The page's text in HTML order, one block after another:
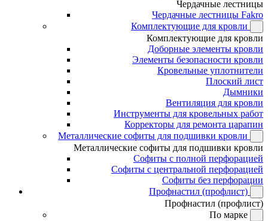
Чердачные лестницы
Чердачные лестницы Fakro
Комплектующие для кровли
Комплектующие для кровли
Доборные элементы кровли
Элементы безопасности кровли
Кровельные уплотнители
Плоский лист
Дымники
Вентиляция для кровли
Инструменты для кровельных работ
Корректоры для ремонта царапин
Металлические софиты для подшивки кровли
Металлические софиты для подшивки кровли
Софиты с полной перфорацией
Софиты с центральной перфорацией
Софиты без перфорации
Профнастил (профлист)
Профнастил (профлист)
По марке